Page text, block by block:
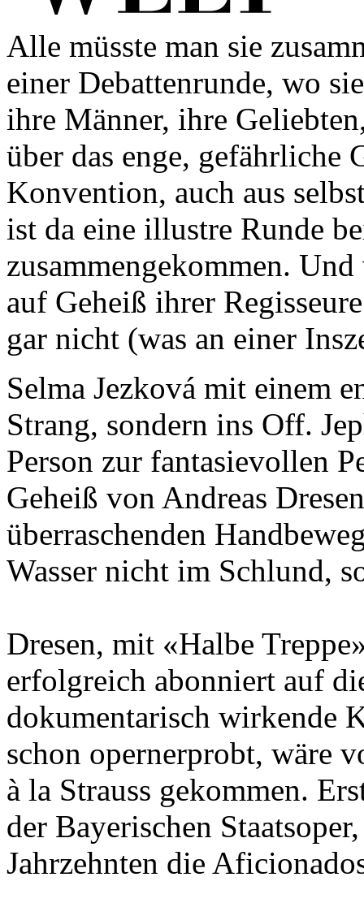
Alle müsste man sie
einer Debattenrunde, wo
ihre Männer, ihre
über das enge, gefährliche
Konvention, auch aus
ist da eine illustre Runde
zusammengekommen.
auf Geheiß ihrer
gar nicht (was an einer
Selma Jezková mit einem
Strang, sondern ins Off.
Person zur fantasievollen
Geheiß von Andreas
überraschenden
Wasser nicht im Schlund,
Dresen, mit «Halbe
erfolgreich abonniert auf
dokumentarisch wirkende
schon opernerprobt, wäre
à la Strauss gekommen.
der Bayerischen
Jahrzehnten die